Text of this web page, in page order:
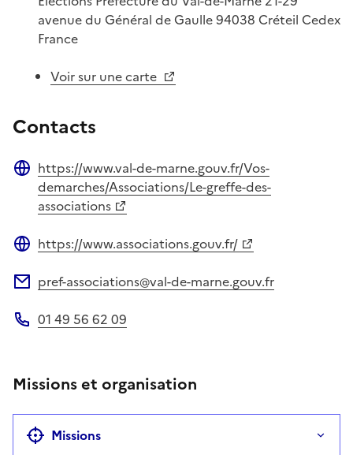
avenue du Général de Gaulle94038 Créteil Cedex
France
Voir sur une carte
Contacts
Site web
https://www.val-de-marne.gouv.fr/Vos-
demarches/Associations/Le-greffe-des-
associations
https://www.associations.gouv.fr/
pref-associations@val-de-marne.gouv.fr
01 49 56 62 09
Missions et organisation
Missions